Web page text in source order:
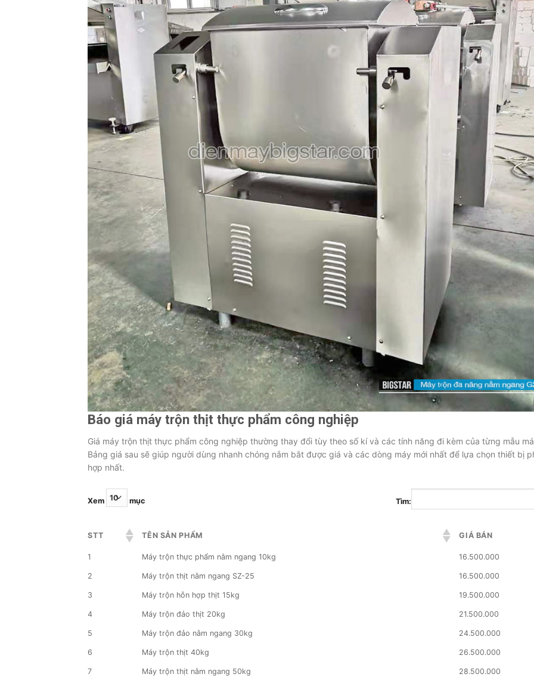
Báo giá máy trộn thịt thực phẩm công nghiệp
Giá máy trộn thịt thực phẩm công nghiệp thường thay đổi tùy theo số kí và các tính năng đi kèm của từng mẫu
Bảng giá sau sẽ giúp người dùng nhanh chóng nắm bắt được giá và các dòng máy mới nhất để lựa chọn thiết bị
hợp nhất.
Xem mục Tìm:
STT TÊN SẢN PHẨM GIÁ BÁN
1 Máy trộn thực phẩm nằm ngang 10kg 16.500.000
2 Máy trộn thịt nằm ngang SZ-25 16.500.000
3 Máy trộn hỗn hợp thịt 15kg 19.500.000
4 Máy trộn đảo thịt 20kg 21.500.000
5 Máy trộn đảo nằm ngang 30kg 24.500.000
6 Máy trộn thịt 40kg 26.500.000
7 Máy trộn thịt nằm ngang 50kg 28.500.000